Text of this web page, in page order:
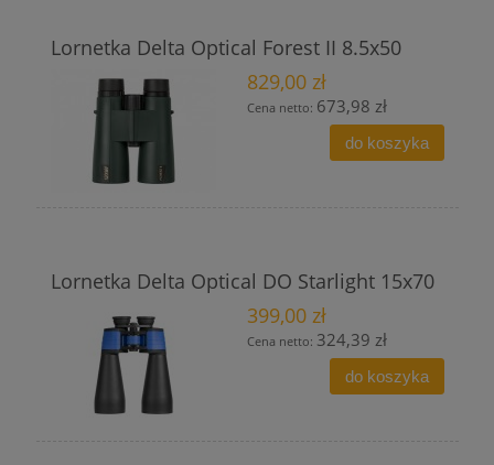
Lornetka Delta Optical Forest II 8.5x50
829,00 zł
Cena netto: 673,98 zł
do koszyka
Lornetka Delta Optical DO Starlight 15x70
399,00 zł
Cena netto: 324,39 zł
do koszyka